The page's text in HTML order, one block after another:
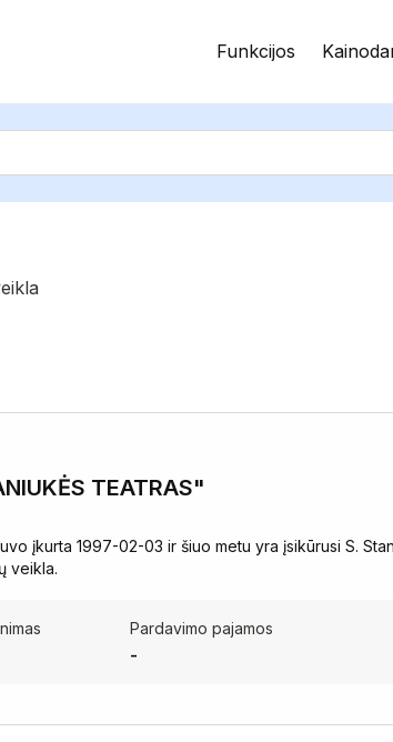
Funkcijos
TEATRAS"
įkurta 1997-02-03 ir šiuo metu yra įsikūrusi S.
veikla.
Pardavimo pajamos
-